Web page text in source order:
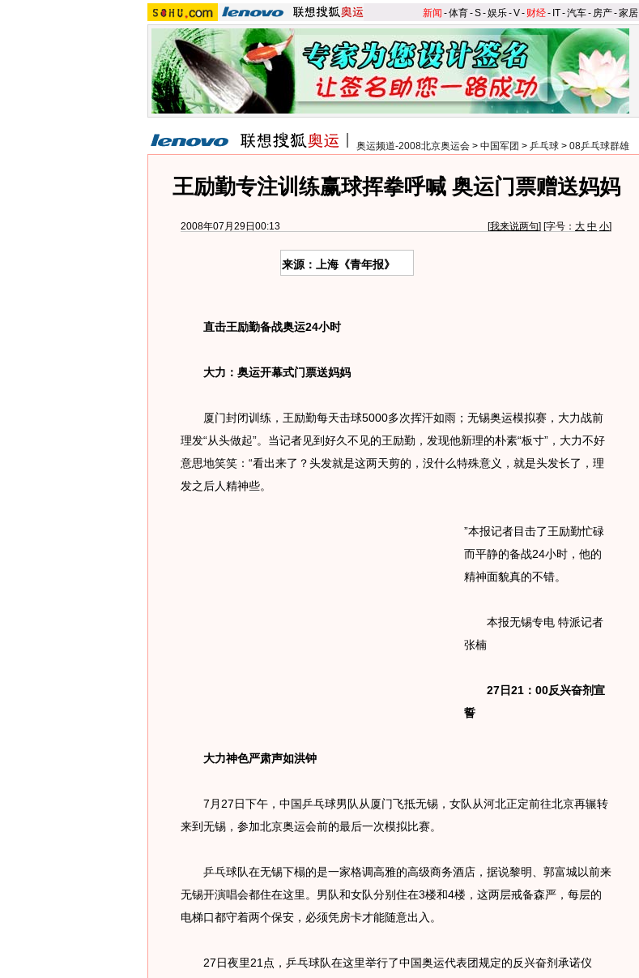
新闻 -体育-S-娱乐-V- 财经- IT-汽车- 房产-家居
奥运频道-2008北京奥运会 > 中国军团 > 乒乓球 > 08乒乓球群雄
王励勤专注训练赢球挥拳呼喊 奥运门票赠送妈妈
2008年07月29日00:13 [我来说两句] [字号： 大 中 小]
来源：上海《青年报》
直击王励勤备战奥运24小时
大力：奥运开幕式门票送妈妈
厦门封闭训练，王励勤每天击球5000多次挥汗如雨；无锡奥运模拟赛，大力战前
理发“从头做起”。当记者见到好久不见的王励勤，发现他新理的朴素“板寸”，大力不好
意思地笑笑：“看出来了？头发就是这两天剪的，没什么特殊意义，就是头发长了，理
发之后人精神些。
”本报记者目击了王励勤忙碌
而平静的备战24小时，他的
精神面貌真的不错。
本报无锡专电 特派记者
张楠
27日21：00反兴奋剂宣
誓
大力神色严肃声如洪钟
7月27日下午，中国乒乓球男队从厦门飞抵无锡，女队从河北正定前往北京再辗转
来到无锡，参加北京奥运会前的最后一次模拟比赛。
乒乓球队在无锡下榻的是一家格调高雅的高级商务酒店，据说黎明、郭富城以前来
无锡开演唱会都住在这里。男队和女队分别住在3楼和4楼，这两层戒备森严，每层的
电梯口都守着两个保安，必须凭房卡才能随意出入。
27日夜里21点，乒乓球队在这里举行了中国奥运代表团规定的反兴奋剂承诺仪